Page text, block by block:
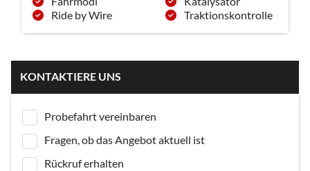
Ride by Wire
Traktionskontrolle
KONTAKTIERE UNS
Probefahrt vereinbaren
Fragen, ob das Angebot aktuell ist
Rückruf erhalten